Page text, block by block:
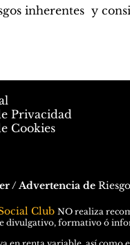
inherentes y
Privacidad
Cookies
/ Advertencia de Riesgo
Club NO realiza
divulgativo, formativo ó